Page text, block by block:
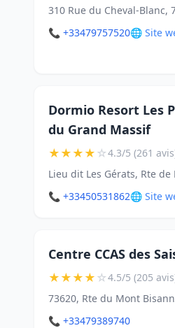
310 Rue du Cheval-Blanc,
📞 +33479757520🌐 Site
Dormio Resort Les
du Grand Massif
★★★★☆4.3/5 (261
📞 +33450531862🌐 Site
Centre CCAS des
★★★★☆4.5/5 (205
73620, Rte du Mont
📞 +33479389740